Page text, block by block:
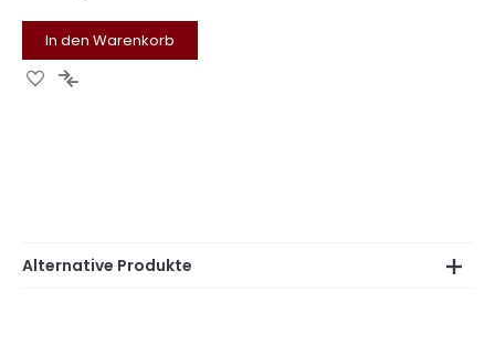
In den Warenkorb
Zur Zur
Alternative Produkte